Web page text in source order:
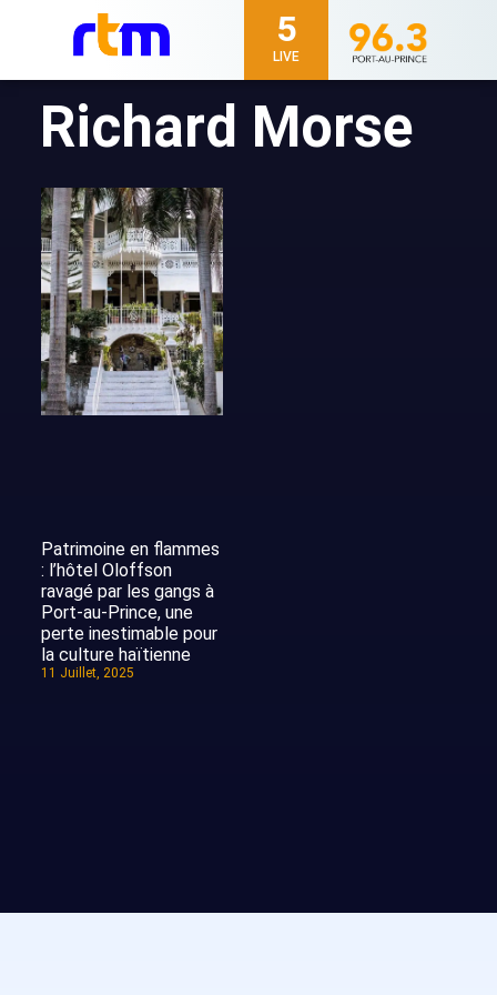
5
LIVE
Richard Morse
Patrimoine en flammes
: l’hôtel Oloffson
ravagé par les gangs à
Port-au-Prince, une
perte inestimable pour
la culture haïtienne
11 Juillet, 2025